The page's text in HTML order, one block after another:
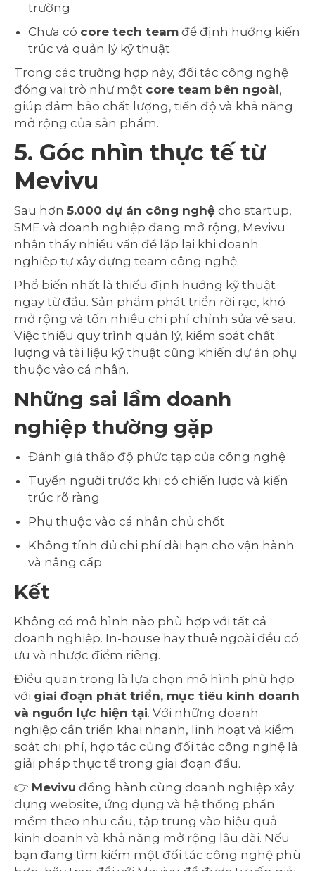
trường
Chưa có core tech team để định hướng kiến
trúc và quản lý kỹ thuật
Trong các trường hợp này, đối tác công nghệ
đóng vai trò như một core team bên ngoài,
giúp đảm bảo chất lượng, tiến độ và khả năng
mở rộng của sản phẩm.
5. Góc nhìn thực tế từ
Mevivu
Sau hơn 5.000 dự án công nghệ cho startup,
SME và doanh nghiệp đang mở rộng, Mevivu
nhận thấy nhiều vấn đề lặp lại khi doanh
nghiệp tự xây dựng team công nghệ.
Phổ biến nhất là thiếu định hướng kỹ thuật
ngay từ đầu. Sản phẩm phát triển rời rạc, khó
mở rộng và tốn nhiều chi phí chỉnh sửa về sau.
Việc thiếu quy trình quản lý, kiểm soát chất
lượng và tài liệu kỹ thuật cũng khiến dự án phụ
thuộc vào cá nhân.
Những sai lầm doanh
nghiệp thường gặp
Đánh giá thấp độ phức tạp của công nghệ
Tuyển người trước khi có chiến lược và kiến
trúc rõ ràng
Phụ thuộc vào cá nhân chủ chốt
Không tính đủ chi phí dài hạn cho vận hành
và nâng cấp
Kết
Không có mô hình nào phù hợp với tất cả
doanh nghiệp. In-house hay thuê ngoài đều có
ưu và nhược điểm riêng.
Điều quan trọng là lựa chọn mô hình phù hợp
với giai đoạn phát triển, mục tiêu kinh doanh
và nguồn lực hiện tại. Với những doanh
nghiệp cần triển khai nhanh, linh hoạt và kiểm
soát chi phí, hợp tác cùng đối tác công nghệ là
giải pháp thực tế trong giai đoạn đầu.
👉 Mevivu đồng hành cùng doanh nghiệp xây
dựng website, ứng dụng và hệ thống phần
mềm theo nhu cầu, tập trung vào hiệu quả
kinh doanh và khả năng mở rộng lâu dài. Nếu
bạn đang tìm kiếm một đối tác công nghệ phù